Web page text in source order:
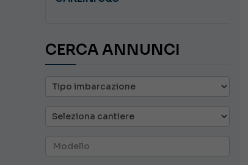
CERCA ANNUNCI